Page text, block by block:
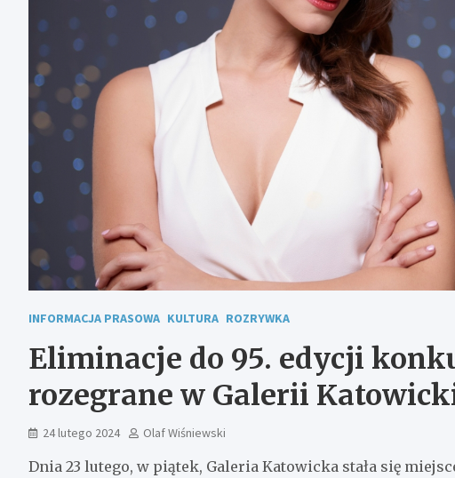
INFORMACJA PRASOWA KULTURA ROZRYWKA
Eliminacje do 95. edycji
rozegrane w Galerii
24 lutego 2024 Olaf Wiśniewski
Dnia 23 lutego, w piątek, Galeria Katowicka stała się